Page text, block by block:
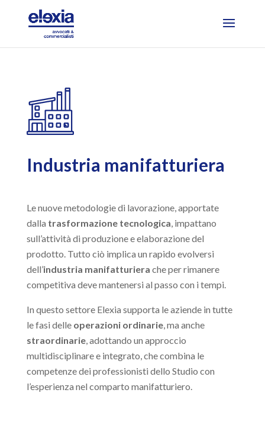
Industria manifatturiera
Le nuove metodologie di lavorazione, apportate
dalla trasformazione tecnologica, impattano
sull’attività di produzione e elaborazione del
prodotto. Tutto ciò implica un rapido evolversi
dell’industria manifatturiera che per rimanere
competitiva deve mantenersi al passo con i tempi.
In questo settore Elexia supporta le aziende in tutte
le fasi delle operazioni ordinarie, ma anche
straordinarie, adottando un approccio
multidisciplinare e integrato, che combina le
competenze dei professionisti dello Studio con
l’esperienza nel comparto manifatturiero.